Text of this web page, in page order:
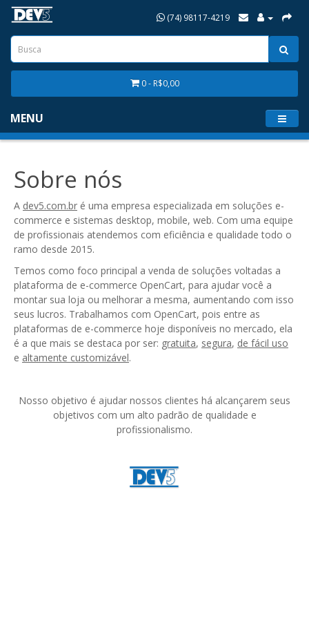
(74) 98117-4219
0 - R$0,00
MENU
Sobre nós
A dev5.com.br é uma empresa especializada em soluções e-
commerce e sistemas desktop, mobile, web. Com uma equipe
de profissionais atendemos com eficiência e qualidade todo o
ramo desde 2015.
Temos como foco principal a venda de soluções voltadas a
plataforma de e-commerce OpenCart, para ajudar você a
montar sua loja ou melhorar a mesma, aumentando com isso
seus lucros. Trabalhamos com OpenCart, pois entre as
plataformas de e-commerce hoje disponíveis no mercado, ela
é a que mais se destaca por ser: gratuita, segura, de fácil uso
e altamente customizável.
Nosso objetivo é ajudar nossos clientes há alcançarem seus
objetivos com um alto padrão de qualidade e
profissionalismo.